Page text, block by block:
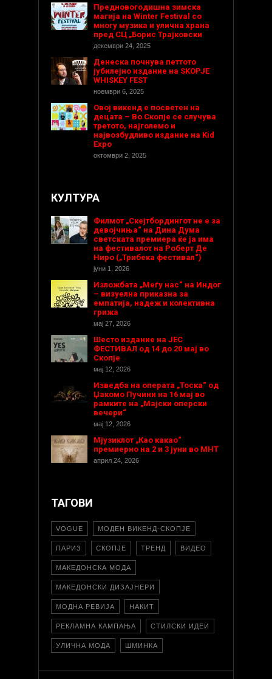
Предновогодишнa зимска
магија на Winter Festival со
многу музика и улична храна
пред СЦ „Борис Трајковски
декември 24, 2025
Денеска почнува петтото
јубилејно издание на SKOPJE
WHISKEY FEST
ноември 6, 2025
Овој викенд е посветен на
децата – Во Скопје се случува
третото, најголемо и
највозбудливо издание на Kid
Expo
октомври 2, 2025
КУЛТУРА
Филмот „Скејтбордингот не е за
девојчиња“ на Дина Дума
светската премиера ќе ја има
на фестивалот на Роберт Де
Ниро („Трибека фестивал“)
јуни 1, 2026
Изложбата „Меѓу нас“ на Индог
– визуелна приказна за
емпатија, надеж и колективна
грижа
мај 27, 2026
Шесто издание на ЈЕС
ФЕСТИВАЛ од 14 до 20 мај во
Скопје
мај 12, 2026
Изведба на операта „Тоска“ од
Џакомо Пучини на 16 мај во
рамките на „Мајски оперски
вечери“
мај 12, 2026
Мјузиклот „Као какао“
премиерно на 2 и 3 јуни во МНТ
април 24, 2026
ТАГОВИ
VOGUE МОДЕН ВИКЕНД-СКОПЈЕ
ПАРИЗ СКОПЈЕ ТРЕНД ВИДЕО
МАКЕДОНСКА МОДА
МАКЕДОНСКИ ДИЗАЈНЕРИ
МОДНА РЕВИЈА НАКИТ
РЕКЛАМНА КАМПАЊА СТИЛСКИ ИДЕИ
УЛИЧНА МОДА ШМИНКА